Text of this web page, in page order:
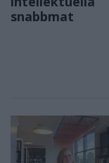
snabbmat